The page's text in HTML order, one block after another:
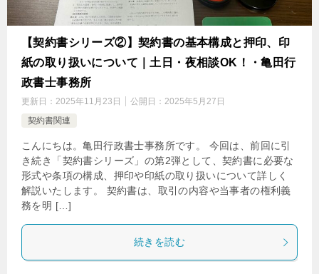
【契約書シリーズ②】契約書の基本構成と押印、印
紙の取り扱いについて｜土日・夜相談OK！・亀田行
政書士事務所
更新日： 2025年11月23日 公開日： 2025年5月27日
契約書関連
こんにちは。亀田行政書士事務所です。 今回は、前回に引
き続き「契約書シリーズ」の第2弾として、契約書に必要な
形式や条項の構成、押印や印紙の取り扱いについて詳しく
解説いたします。 契約書は、取引の内容や当事者の権利義
務を明 […]
続きを読む